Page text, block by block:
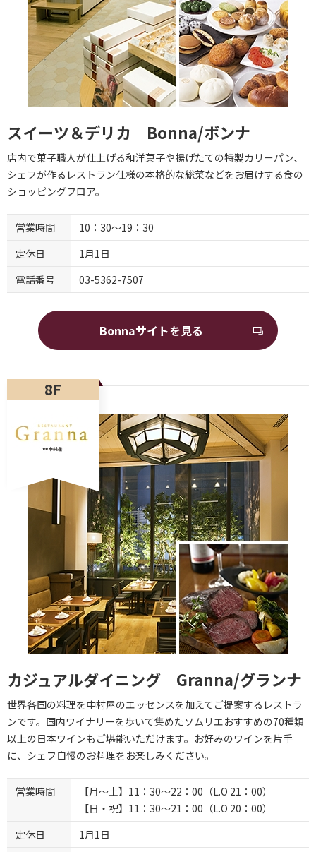
スイーツ＆デリカ Bonna/ボンナ
店内で菓子職人が仕上げる和洋菓子や揚げたての特製カリーパン、
シェフが作るレストラン仕様の本格的な総菜などをお届けする食の
ショッピングフロア。
営業時間
10：30～19：30
定休日
1月1日
電話番号
03-5362-7507
Bonnaサイトを見る
8F
カジュアルダイニング Granna/グランナ
世界各国の料理を中村屋のエッセンスを加えてご提案するレストラ
ンです。国内ワイナリーを歩いて集めたソムリエおすすめの70種類
以上の日本ワインもご堪能いただけます。お好みのワインを片手
に、シェフ自慢のお料理をお楽しみください。
営業時間
【月～土】11：30～22：00（L.O 21：00）
【日・祝】11：30～21：00（L.O 20：00）
定休日
1月1日